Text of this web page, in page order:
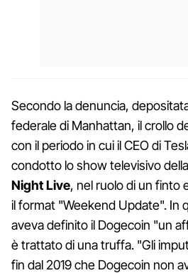
Secondo la denuncia,
federale di Manhattan, il crollo
con il periodo in cui il CEO di
condotto lo show televisivo
Night Live, nel ruolo di un finto
il format "Weekend Update". In
aveva definito il Dogecoin "un
è trattato di una truffa. "Gli
fin dal 2019 che Dogecoin non